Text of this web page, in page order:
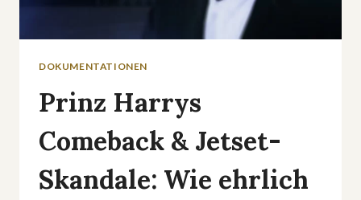
DOKUMENTATIONEN
Prinz Harrys
Comeback & Jetset-
Skandale: Wie ehrlich